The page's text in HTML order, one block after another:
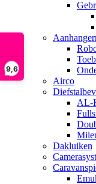
9,6
Airco
AL-
Dakluiken